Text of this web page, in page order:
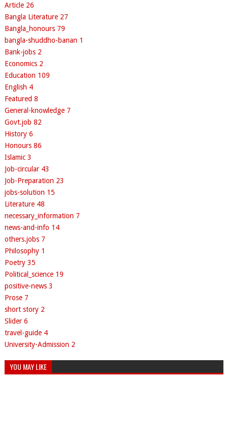
Article 26
Bangla Literature 27
Bangla_honours 79
bangla-shuddho-banan 1
Bank-jobs 2
Economics 2
Education 109
English 4
Featured 8
General-knowledge 7
Govt.job 82
History 6
Honours 86
Islamic 3
Job-circular 43
Job-Preparation 23
jobs-solution 15
Literature 48
necessary_information 7
news-and-info 14
others.jobs 7
Philosophy 1
Poetry 35
Political_science 19
positive-news 3
Prose 7
short story 2
Slider 6
travel-guide 4
University-Admission 2
YOU MAY LIKE